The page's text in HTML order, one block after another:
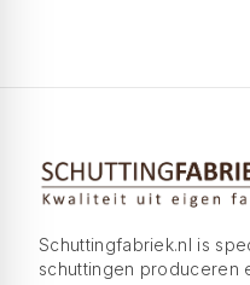
Schuttingfabriek.nl is
schuttingen produceren